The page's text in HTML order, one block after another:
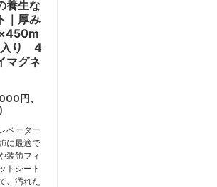
養生な
｜厚み
入り 4
マグネ
円、
ベーター
に最適で
装飾フィ
トシート
、汚れた